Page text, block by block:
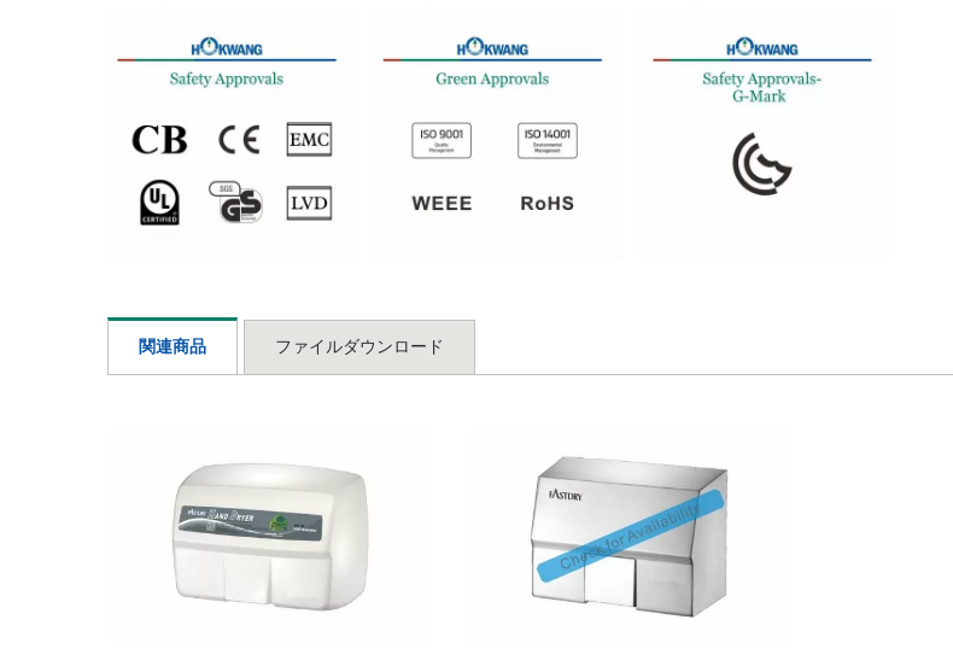
関連商品 ファイルダウンロード